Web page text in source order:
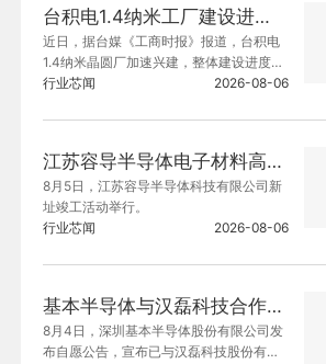
工程样品。
台积电1.4纳米工厂建设进度提前
近日，据台媒《工商时报》报道，台积电
1.4纳米晶圆厂加速兴建，整体建设进度较
原定计划提前。
行业芯闻 2026-08-06
江苏容导半导体电子材料高纯储运装备项目预计今年三季度投入运营
8月5日，江苏容导半导体科技有限公司新
址竣工活动举行。
行业芯闻
2026-08-06
基本半导体与汉磊科技合作加快8英寸碳化硅晶圆开发及量产
8月4日，深圳基本半导体股份有限公司发
布自愿公告，宣布已与汉磊科技股份有限